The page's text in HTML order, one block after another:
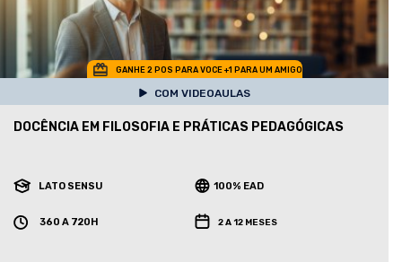
GANHE 2 POS PARA VOCE +1 PARA UM AMIGO
COM VIDEOAULAS
DOCÊNCIA EM FILOSOFIA E PRÁTICAS PEDAGÓGICAS
LATO SENSU 100% EAD
360 A 720H 2 A 12 MESES